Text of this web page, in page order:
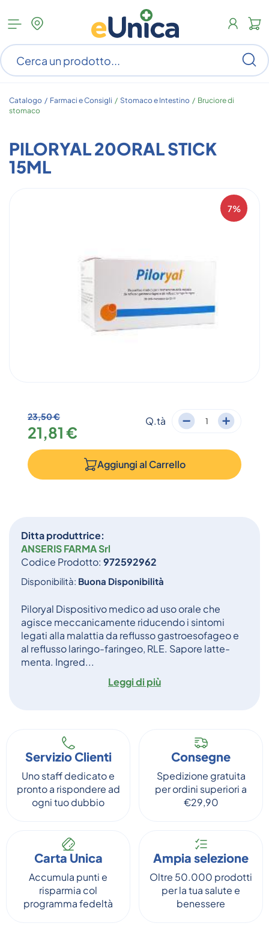
Apri
menu
categorie
Catalogo / Farmaci e Consigli / Stomaco e Intestino / Bruciore di
stomaco
PILORYAL 20ORAL STICK
15ML
7%
Ditta produttrice:
ANSERIS FARMA Srl
Codice Prodotto: 972592962
Disponibilità: Buona Disponibilità
Piloryal Dispositivo medico ad uso orale che
agisce meccanicamente riducendo i sintomi
legati alla malattia da reflusso gastroesofageo e
al reflusso laringo-faringeo, RLE. Sapore latte-
menta. Ingred...
Leggi di più
23,50 €
21,81 €
Q.tà
Aggiungi al Carrello
Servizio Clienti
Uno staff dedicato e
pronto a rispondere ad
ogni tuo dubbio
Consegne
Spedizione gratuita
per ordini superiori a
€29,90
Carta Unica
Accumula punti e
risparmia col
programma fedeltà
Ampia selezione
Oltre 50.000 prodotti
per la tua salute e
benessere